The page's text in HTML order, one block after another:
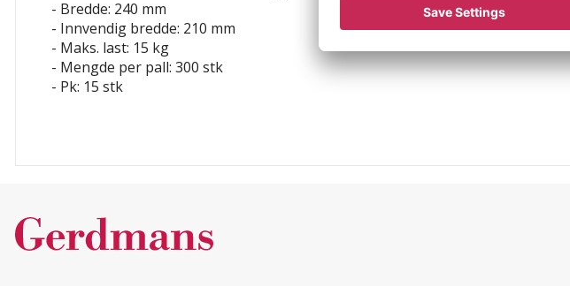
- Bredde: 240 mm
- Innvendig bredde: 210 mm
- Maks. last: 15 kg
- Mengde per pall: 300 stk
- Pk: 15 stk